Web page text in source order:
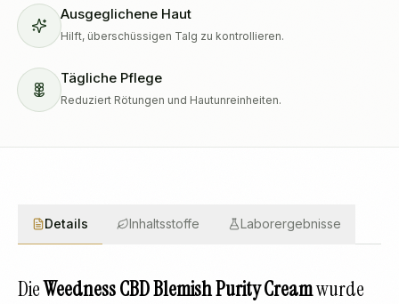
Ausgeglichene Haut
Hilft, überschüssigen Talg zu kontrollieren.
Tägliche Pflege
Reduziert Rötungen und Hautunreinheiten.
Details Inhaltsstoffe Laborergebnisse
DieWeedness CBD Blemish Purity Creamwurde